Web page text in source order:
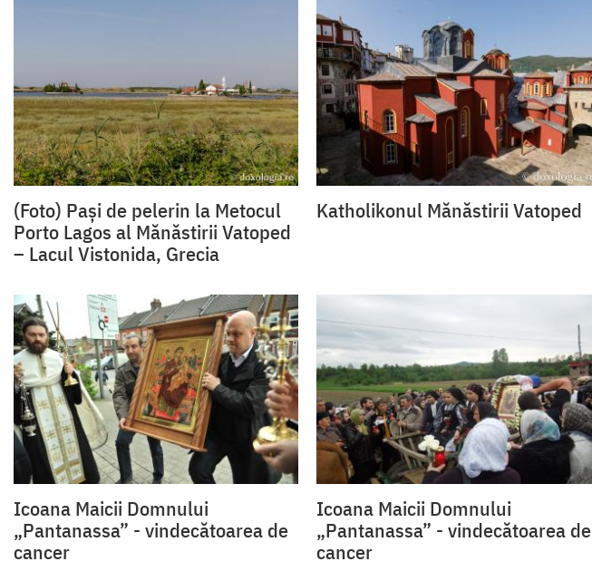
(Foto) Pași de pelerin la Metocul
Porto Lagos al Mănăstirii Vatoped
– Lacul Vistonida, Grecia
Katholikonul Mănăstirii Vatoped
Icoana Maicii Domnului
„Pantanassa” - vindecătoarea de
cancer
Icoana Maicii Domnului
„Pantanassa” - vindecătoarea de
cancer